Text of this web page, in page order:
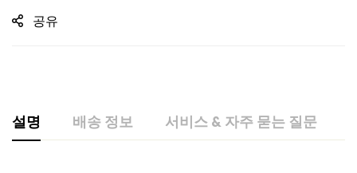
공유
설명 배송 정보 서비스 & 자주 묻는 질문